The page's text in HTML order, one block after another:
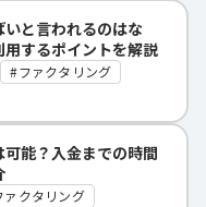
と言われるのはな
するポイントを解説
ファクタリング
能？入金までの時間
ァクタリング